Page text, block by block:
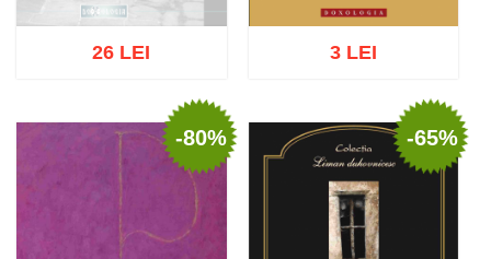
Stoc epuizat
26 LEI
Adaugă în coș Wishlist
3 LEI
-80% -65%